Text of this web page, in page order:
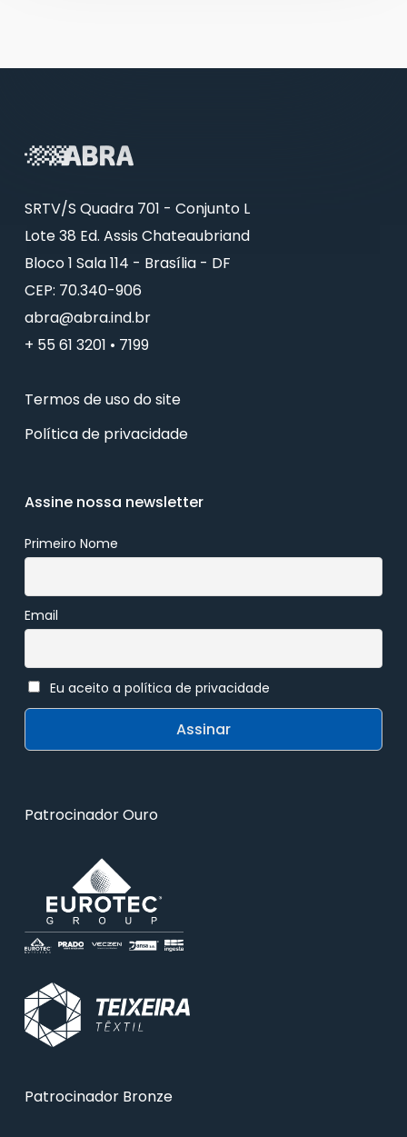
SRTV/S Quadra 701 - Conjunto L
Lote 38 Ed. Assis Chateaubriand
Bloco 1 Sala 114 - Brasília - DF
CEP: 70.340-906
abra@abra.ind.br
+ 55 61 3201 • 7199
Termos de uso do site
Política de privacidade
Assine nossa newsletter
Primeiro Nome
Email
Eu aceito a política de privacidade
Patrocinador Ouro
Patrocinador Bronze